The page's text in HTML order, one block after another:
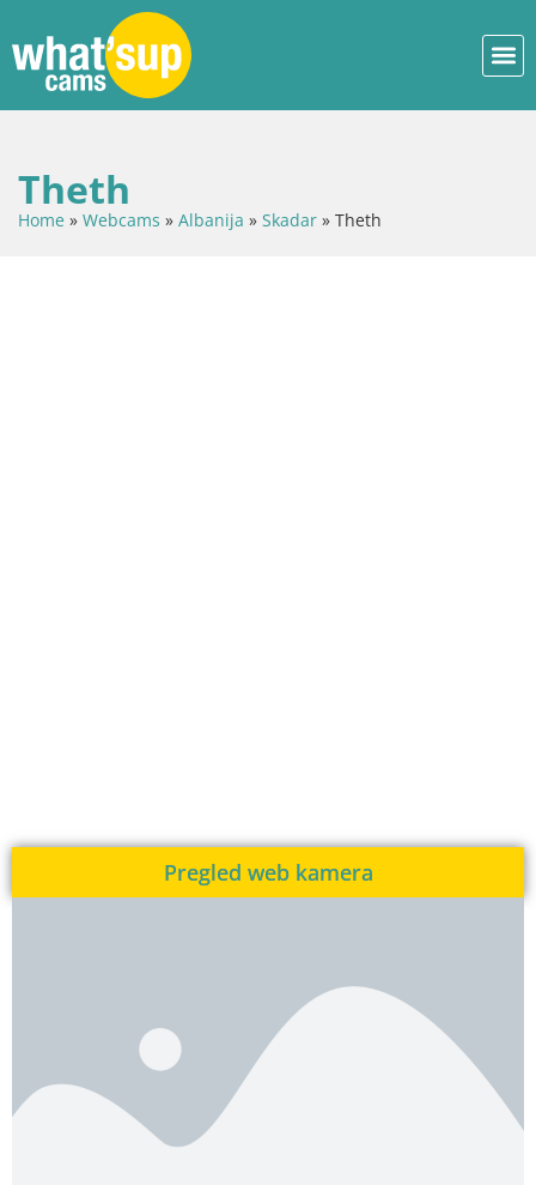
Theth
Home » Webcams » Albanija » Skadar » Theth
Pregled web kamera